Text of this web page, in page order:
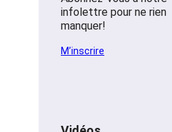
infolettre pour ne rien
manquer!
M’inscrire